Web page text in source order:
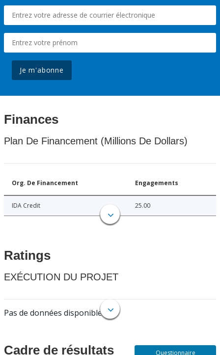
Je m'abonne
Finances
Plan De Financement (Millions De Dollars)
Org. De Financement Engagements
IDA Credit 25.00
Ratings
EXÉCUTION DU PROJET
Pas de données disponibles.
Cadre de résultats Questionnaire